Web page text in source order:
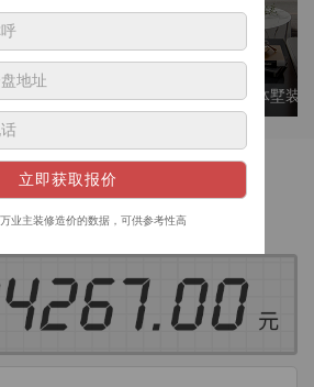
专注整装24年，高标准，选美迪 十年后仍爱我家
别墅大平层
高端私人定制，整体墅装
获取装修预算